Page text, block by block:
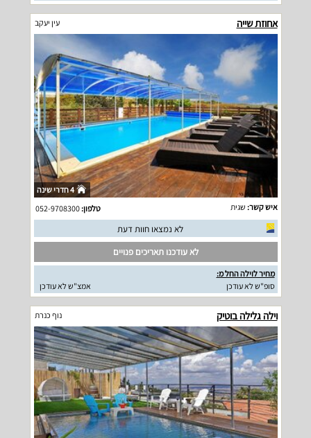
אחוזת שייה עין יעקב
4 חדרי שינה
איש קשר: שגית טלפון:052-9708300
לא נמצאו חוות דעת
לא עודכנו תאריכים פנויים
מחיר לוילה החל מ:
סופ"ש לא עודכן
אמצ"ש לא עודכן
וילה גלילה בוטיק נוף כנרת